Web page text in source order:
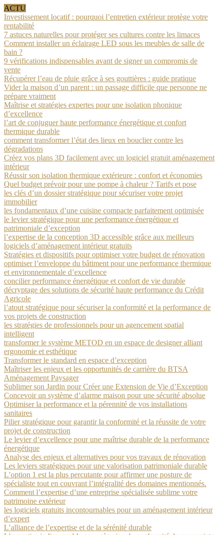
ACTU
Investissement locatif : pourquoi l’entretien extérieur protège votre
rentabilité
7 astuces naturelles pour protéger ses cultures contre les limaces
Comment installer un éclairage LED sous les meubles de salle de
bain ?
9 vérifications indispensables avant de signer un compromis de
vente
Récupérer l’eau de pluie grâce à ses gouttières : guide pratique
Vider la maison d’un parent : un passage difficile que personne ne
prépare vraiment
Maîtrise et stratégies expertes pour une isolation phonique
d’excellence
l’art de conjuguer haute performance énergétique et confort
thermique durable
comment transformer l’état des lieux en bouclier contre les
dégradations
Créez vos plans 3D facilement avec un logiciel gratuit aménagement
intérieur
Réussir son isolation thermique extérieure : confort et économies
Quel budget prévoir pour une pompe à chaleur ? Tarifs et pose
les clés d’un dossier stratégique pour sécuriser votre projet
immobilier
les fondamentaux d’une cuisine compacte parfaitement optimisée
le levier stratégique pour une performance énergétique et
patrimoniale d’exception
l’expertise de la conception 3D accessible grâce aux meilleurs
logiciels d’aménagement intérieur gratuits
Stratégies et dispositifs pour optimiser votre budget de rénovation
optimiser l’enveloppe du bâtiment pour une performance thermique
et environnementale d’excellence
concilier performance énergétique et confort de vie durable
décryptage des solutions de sécurité haute performance du Crédit
Agricole
l’atout stratégique pour sécuriser la conformité et la performance de
vos projets de construction
les stratégies de professionnels pour un agencement spatial
intelligent
transformer le système METOD en un espace de designer alliant
ergonomie et esthétique
Transformer le standard en espace d’exception
Maîtriser les enjeux et les opportunités de carrière du BTSA
Aménagement Paysager
Sublimer son Jardin pour Créer une Extension de Vie d’Exception
Concevoir un système d’alarme maison pour une sécurité absolue
Optimiser la performance et la pérennité de vos installations
sanitaires
Pilier stratégique pour garantir la conformité et la réussite de votre
projet de construction
Le levier d’excellence pour une maîtrise durable de la performance
énergétique
Analyse des enjeux et alternatives pour vos travaux de rénovation
Les leviers stratégiques pour une valorisation patrimoniale durable
L’option 1 est la plus percutante pour affirmer une posture de
spécialiste tout en couvrant l’intégralité des domaines mentionnés.
Comment l’expertise d’une entreprise spécialisée sublime votre
patrimoine extérieur
les logiciels gratuits incontournables pour un aménagement intérieur
d’expert
L’alliance de l’expertise et de la sérénité durable